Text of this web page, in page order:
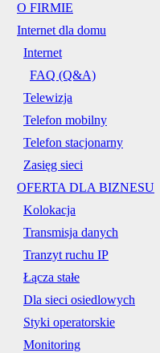
O FIRMIE
Internet dla domu
Internet
FAQ (Q&A)
Telewizja
Telefon mobilny
Telefon stacjonarny
Zasięg sieci
OFERTA DLA BIZNESU
Kolokacja
Transmisja danych
Tranzyt ruchu IP
Łącza stałe
Dla sieci osiedlowych
Styki operatorskie
Monitoring